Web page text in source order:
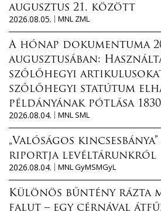
augusztus 21. között
2026.08.05.
MNL ZML
A hónap dokumentuma
augusztusában:
szőlőhegyi
szőlőhegyi statútum
példányának pótlása
2026.08.04.
MNL SML
„Valóságos kincsesbánya”
riportja levéltárunkról
2026.08.04.
MNL GyMSMGyL
Különös bűntény rázta
falut – egy cérnával